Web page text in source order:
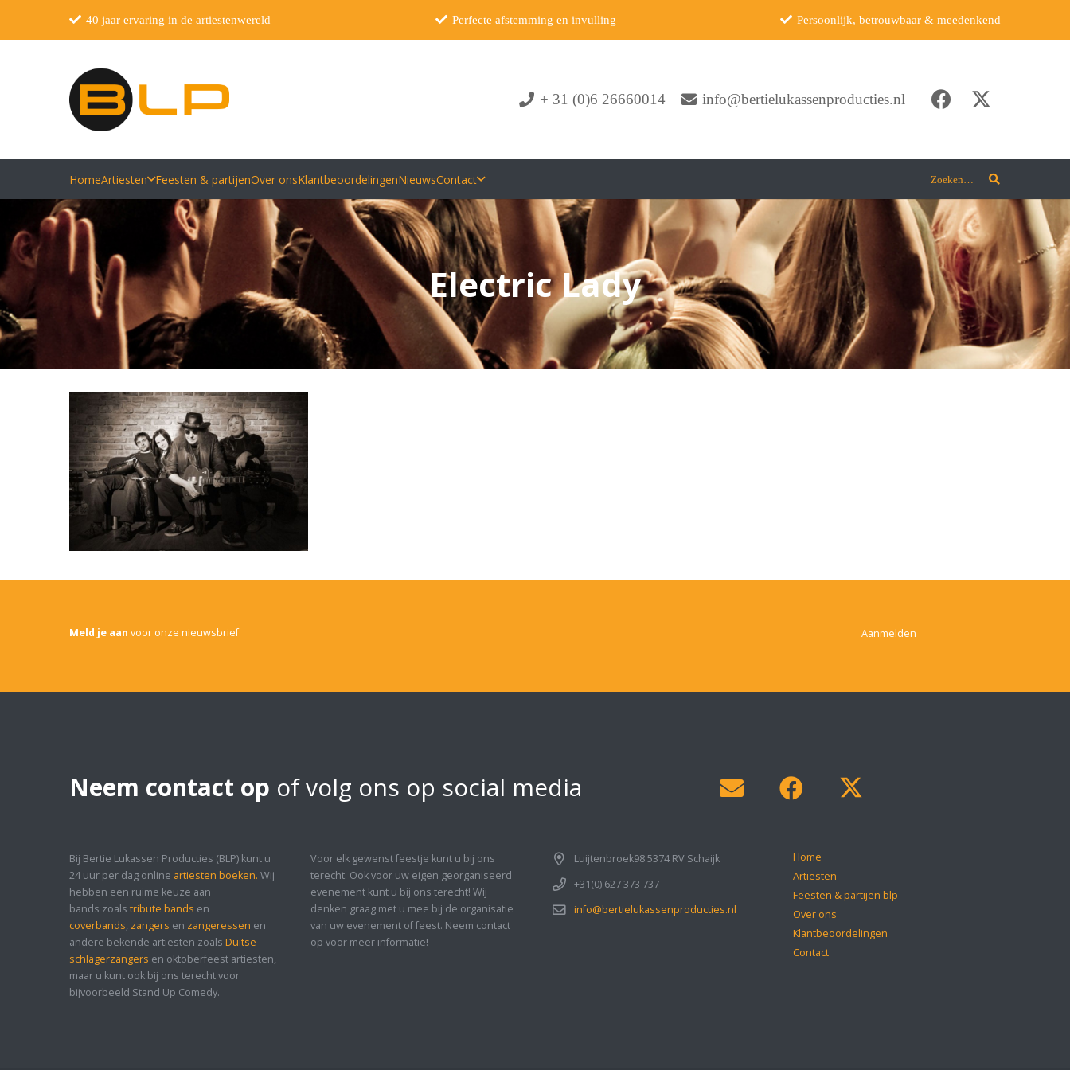
40 jaar ervaring in de artiestenwereld Perfecte afstemming en invulling Persoonlijk, betrouwbaar & meedenkend
+ 31 (0)6 26660014 info@bertielukassenproducties.nl
HomeArtiesten Feesten & partijenOver onsKlantbeoordelingenNieuwsContact Zoeken…
Electric Lady
Meld je aan voor onze nieuwsbrief Aanmelden
Neem contact op of volg ons op social media
Bij Bertie Lukassen Producties (BLP) kunt u
24 uur per dag online artiesten boeken. Wij
hebben een ruime keuze aan
bands zoals tribute bands en
coverbands, zangers en zangeressen en
andere bekende artiesten zoals Duitse
schlagerzangers en oktoberfeest artiesten,
maar u kunt ook bij ons terecht voor
bijvoorbeeld Stand Up Comedy.
Voor elk gewenst feestje kunt u bij ons
terecht. Ook voor uw eigen georganiseerd
evenement kunt u bij ons terecht! Wij
denken graag met u mee bij de organisatie
van uw evenement of feest. Neem contact
op voor meer informatie!
Luijtenbroek98 5374 RV Schaijk
+31(0) 627 373 737
info@bertielukassenproducties.nl
Home
Artiesten
Feesten & partijen blp
Over ons
Klantbeoordelingen
Contact